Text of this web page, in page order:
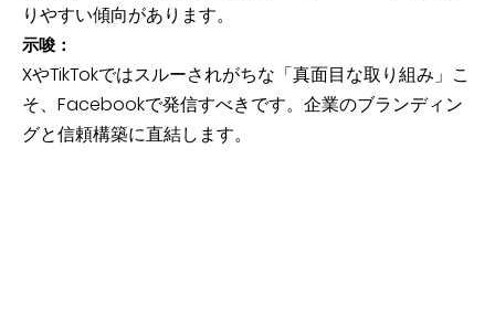
りやすい傾向があります。
示唆：
XやTikTokではスルーされがちな「真面目な取り組み」こ
そ、Facebookで発信すべきです。企業のブランディン
グと信頼構築に直結します。